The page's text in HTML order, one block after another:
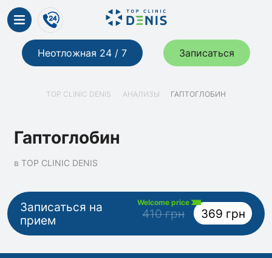
Неотложная 24 / 7 Записаться
TOP CLINIC DENIS АНАЛИЗЫ ГАПТОГЛОБИН
Гаптоглобин
в TOP CLINIC DENIS
Записаться на
прием
Welcome price
410 грн 369 грн